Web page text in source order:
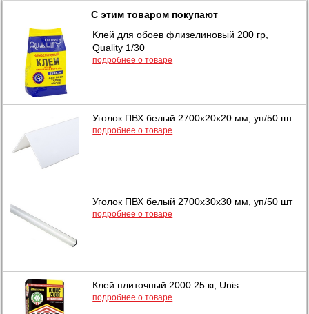
С этим товаром покупают
Клей для обоев флизелиновый 200 гр,
Quality 1/30
подробнее о товаре
Уголок ПВХ белый 2700x20x20 мм, уп/50 шт
подробнее о товаре
Уголок ПВХ белый 2700x30x30 мм, уп/50 шт
подробнее о товаре
Клей плиточный 2000 25 кг, Unis
подробнее о товаре